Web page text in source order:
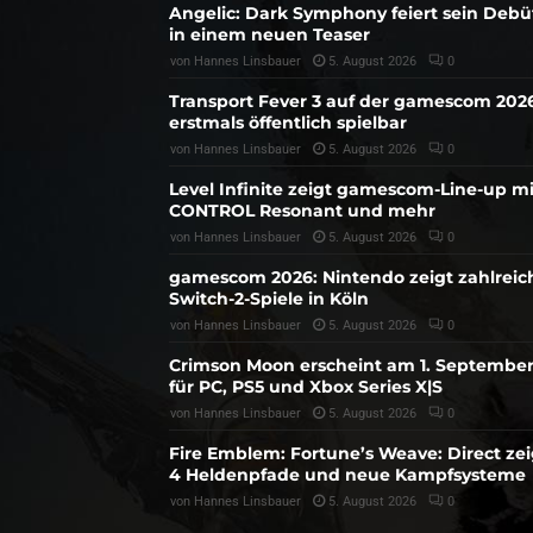
Angelic: Dark Symphony feiert sein
in einem neuen Teaser
von Hannes Linsbauer 5. August 2026 0
Transport Fever 3 auf der gamescom
erstmals öffentlich spielbar
von Hannes Linsbauer 5. August 2026 0
Level Infinite zeigt gamescom-Line-up
CONTROL Resonant und mehr
von Hannes Linsbauer 5. August 2026 0
gamescom 2026: Nintendo zeigt
Switch-2-Spiele in Köln
von Hannes Linsbauer 5. August 2026 0
Crimson Moon erscheint am 1. September
für PC, PS5 und Xbox Series X|S
von Hannes Linsbauer 5. August 2026 0
Fire Emblem: Fortune’s Weave: Direct
4 Heldenpfade und neue Kampfsysteme
von Hannes Linsbauer 5. August 2026 0